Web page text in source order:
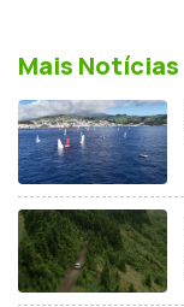
Mais Notícias